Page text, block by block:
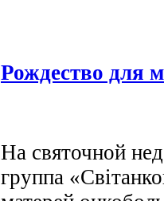
Рождество для
На святочной
группа